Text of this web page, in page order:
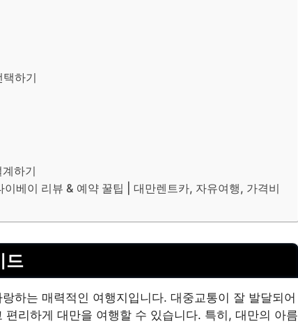
하기
하기
베이 리뷰 & 예약 꿀팁 | 대만렌트카, 자유여행, 가격비
드
하는 매력적인 여행지입니다. 대중교통이 잘 발달되어
편리하게 대만을 여행할 수 있습니다. 특히, 대만의 아름